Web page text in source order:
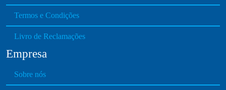
Termos e Condições
Livro de Reclamações
Empresa
Sobre nós